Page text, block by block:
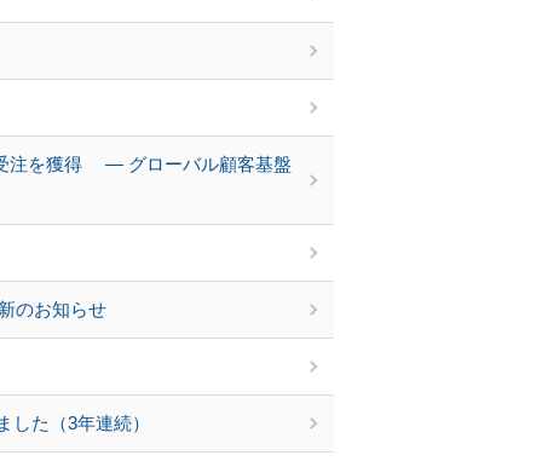
注を獲得 ― グローバル顧客基盤
のお知らせ
た（3年連続）